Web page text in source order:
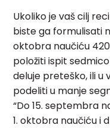
Ukoliko je vaš cilj
biste ga formulisati
oktobra naučiću
položiti ispit
deluje preteško, ili u
podeliti u manje
“Do 15. septembra
1. oktobra naučiću i